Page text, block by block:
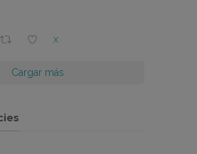
X
Cargar más